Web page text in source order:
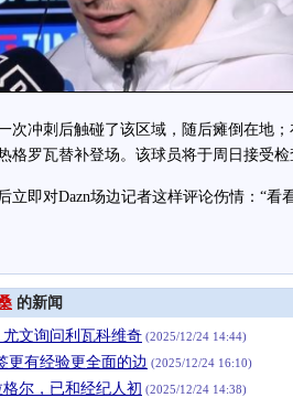
冲刺后触碰了该区域，随后瘫倒在地；
格罗瓦替补登场。该球员将于周日接受检
即对Dazn场边记者这样评论伤情：“看
的新闻
文询问利瓦科维奇 (2025/12/24 14:44)
更有经验更全面的边 (2025/12/24 16:10)
尔，已和经纪人初 (2025/12/24 14:38)